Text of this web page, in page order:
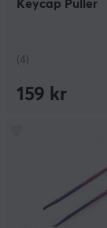
Keycap Puller
(4)
159 kr